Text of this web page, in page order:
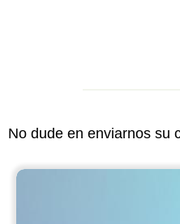
No dude en enviarnos su